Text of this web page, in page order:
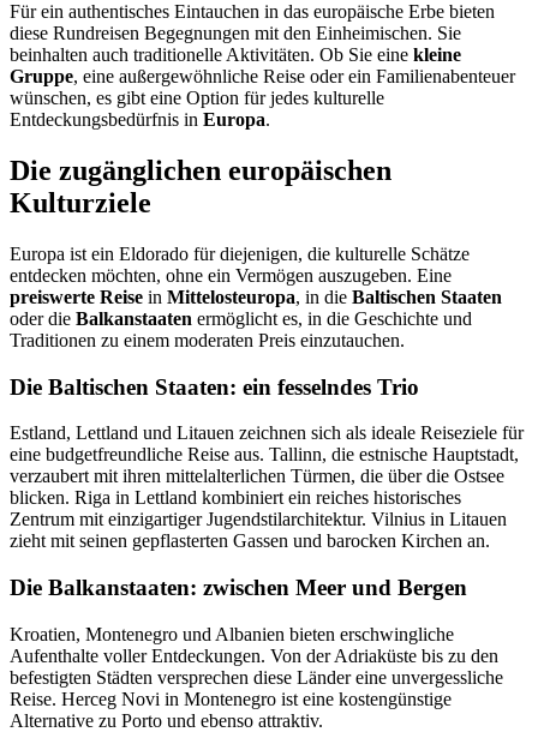
Für ein authentisches Eintauchen in das europäische Erbe bieten
diese Rundreisen Begegnungen mit den Einheimischen. Sie
beinhalten auch traditionelle Aktivitäten. Ob Sie eine kleine
Gruppe, eine außergewöhnliche Reise oder ein Familienabenteuer
wünschen, es gibt eine Option für jedes kulturelle
Entdeckungsbedürfnis in Europa.
Die zugänglichen europäischen
Kulturziele
Europa ist ein Eldorado für diejenigen, die kulturelle Schätze
entdecken möchten, ohne ein Vermögen auszugeben. Eine
preiswerte Reise in Mittelosteuropa, in die Baltischen Staaten
oder die Balkanstaaten ermöglicht es, in die Geschichte und
Traditionen zu einem moderaten Preis einzutauchen.
Die Baltischen Staaten: ein fesselndes Trio
Estland, Lettland und Litauen zeichnen sich als ideale Reiseziele für
eine budgetfreundliche Reise aus. Tallinn, die estnische Hauptstadt,
verzaubert mit ihren mittelalterlichen Türmen, die über die Ostsee
blicken. Riga in Lettland kombiniert ein reiches historisches
Zentrum mit einzigartiger Jugendstilarchitektur. Vilnius in Litauen
zieht mit seinen gepflasterten Gassen und barocken Kirchen an.
Die Balkanstaaten: zwischen Meer und Bergen
Kroatien, Montenegro und Albanien bieten erschwingliche
Aufenthalte voller Entdeckungen. Von der Adriaküste bis zu den
befestigten Städten versprechen diese Länder eine unvergessliche
Reise. Herceg Novi in Montenegro ist eine kostengünstige
Alternative zu Porto und ebenso attraktiv.